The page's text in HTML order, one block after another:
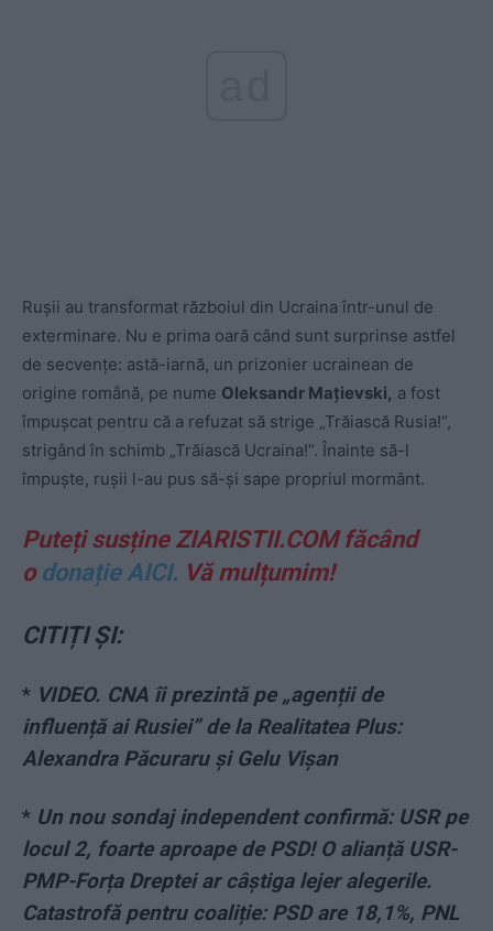
Rușii au transformat războiul din Ucraina într-unul de
exterminare. Nu e prima oară când sunt surprinse astfel
de secvențe: astă-iarnă, un prizonier ucrainean de
origine română, pe nume Oleksandr Mațievski, a fost
împușcat pentru că a refuzat să strige „Trăiască Rusia!“,
strigând în schimb „Trăiască Ucraina!“. Înainte să-l
împuște, rușii l-au pus să-și sape propriul mormânt.
Puteți susține ZIARISTII.COM făcând
o donație AICI. Vă mulțumim!
CITIȚI ȘI:
* VIDEO. CNA îi prezintă pe „agenții de
influență ai Rusiei” de la Realitatea Plus:
Alexandra Păcuraru și Gelu Vișan
* Un nou sondaj independent confirmă: USR pe
locul 2, foarte aproape de PSD! O alianță USR-
PMP-Forța Dreptei ar câștiga lejer alegerile.
Catastrofă pentru coaliție: PSD are 18,1%, PNL